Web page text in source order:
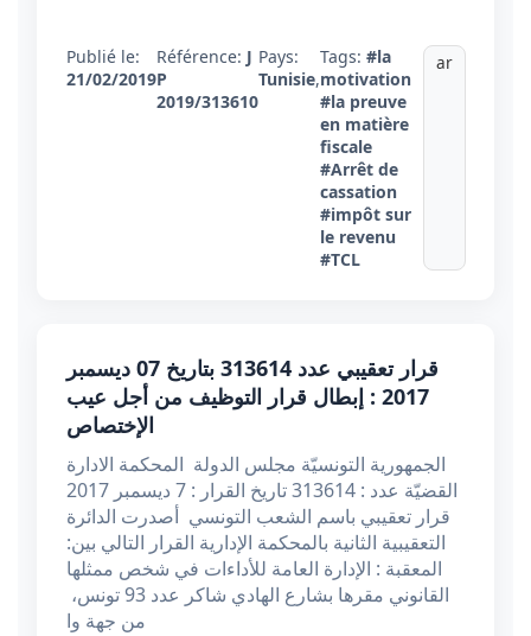
Publié le:
21/02/2019
Référence: J
P
2019/313610
Pays:
Tunisie,
Tags: #la
motivation
#la preuve
en matière
fiscale
#Arrêt de
cassation
#impôt sur
le revenu
#TCL
ar
قرار تعقيبي عدد 313614 بتاريخ 07 ديسمبر
2017 : إبطال قرار التوظيف من أجل عيب
الإختصاص
الجمهورية التونسيّة مجلس الدولة المحكمة الادارة
القضيّة عدد : 313614 تاريخ القرار : 7 ديسمبر 2017
قرار تعقيبي باسم الشعب التونسي أصدرت الدائرة
التعقيبية الثانية بالمحكمة الإدارية القرار التالي بين:
المعقبة : الإدارة العامة للأداءات في شخص ممثلها
القانوني مقرها بشارع الهادي شاكر عدد 93 تونس،
من جهة وا